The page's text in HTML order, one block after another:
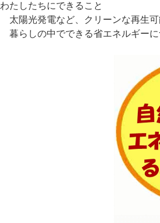
わたしたちにできること
太陽光発電など、クリーンな再生可
暮らしの中でできる省エネルギーに